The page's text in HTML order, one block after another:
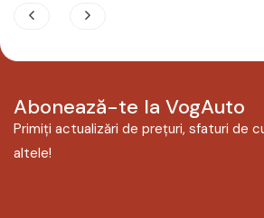
Abonează-te la VogAuto
Primiți actualizări de prețuri, sfaturi de
altele!